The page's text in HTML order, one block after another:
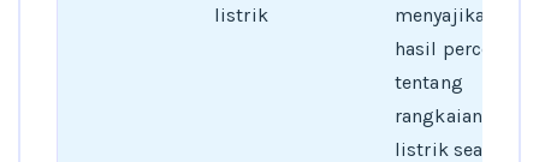
listrik
menyajikan
hasil percobaan
tentang
rangkaian
listrik searah